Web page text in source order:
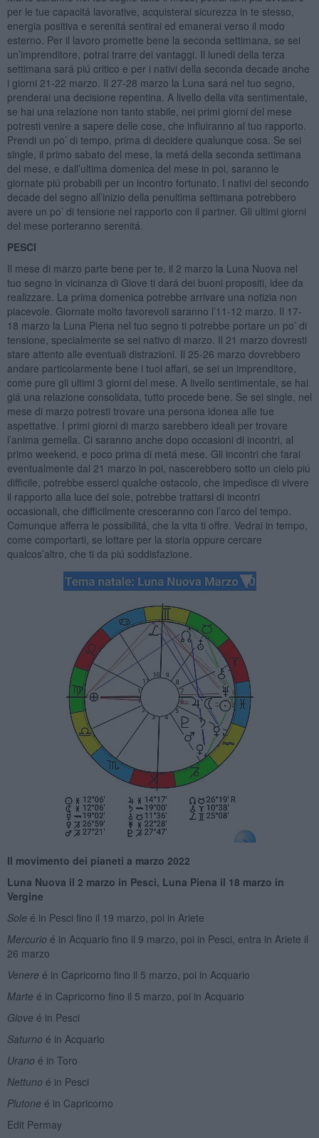
per le tue capacitá lavorative, acquisterai sicurezza in te stesso,
energia positiva e serenitá sentirai ed emanerai verso il modo
esterno. Per il lavoro promette bene la seconda settimana, se sei
un’imprenditore, potrai trarre dei vantaggi. Il lunedi della terza
settimana sará piú critico e per i nativi della seconda decade anche
i giorni 21-22 marzo. Il 27-28 marzo la Luna sará nel tuo segno,
prenderai una decisione repentina. A livello della vita sentimentale,
se hai una relazione non tanto stabile, nei primi giorni del mese
potresti venire a sapere delle cose, che influiranno al tuo rapporto.
Prendi un po’ di tempo, prima di decidere qualunque cosa. Se sei
single, il primo sabato del mese, la metá della seconda settimana
del mese, e dall’ultima domenica del mese in poi, saranno le
giornate piú probabili per un incontro fortunato. I nativi del secondo
decade del segno all’inizio della penultima settimana potrebbero
avere un po’ di tensione nel rapporto con il partner. Gli ultimi giorni
del mese porteranno serenitá.
PESCI
Il mese di marzo parte bene per te, il 2 marzo la Luna Nuova nel
tuo segno in vicinanza di Giove ti dará dei buoni propositi, idee da
realizzare. La prima domenica potrebbe arrivare una notizia non
piacevole. Giornate molto favorevoli saranno l’11-12 marzo. Il 17-
18 marzo la Luna Piena nel tuo segno ti potrebbe portare un po’ di
tensione, specialmente se sei nativo di marzo. Il 21 marzo dovresti
stare attento alle eventuali distrazioni. Il 25-26 marzo dovrebbero
andare particolarmente bene i tuoi affari, se sei un imprenditore,
come pure gli ultimi 3 giorni del mese. A livello sentimentale, se hai
giá una relazione consolidata, tutto procede bene. Se sei single, nel
mese di marzo potresti trovare una persona idonea alle tue
aspettative. I primi giorni di marzo sarebbero ideali per trovare
l’anima gemella. Ci saranno anche dopo occasioni di incontri, al
primo weekend, e poco prima di metá mese. Gli incontri che farai
eventualmente dal 21 marzo in poi, nascerebbero sotto un cielo piú
difficile, potrebbe esserci qualche ostacolo, che impedisce di vivere
il rapporto alla luce del sole, potrebbe trattarsi di incontri
occasionali, che difficilmente cresceranno con l’arco del tempo.
Comunque afferra le possibilitá, che la vita ti offre. Vedrai in tempo,
come comportarti, se lottare per la storia oppure cercare
qualcos’altro, che ti da piú soddisfazione.
Il movimento dei pianeti a marzo 2022
Luna Nuova il 2 marzo in Pesci, Luna Piena il 18 marzo in
Vergine
Sole é in Pesci fino il 19 marzo, poi in Ariete
Mercurio é in Acquario fino il 9 marzo, poi in Pesci, entra in Ariete il
26 marzo
Venere é in Capricorno fino il 5 marzo, poi in Acquario
Marte é in Capricorno fino il 5 marzo, poi in Acquario
Giove é in Pesci
Saturno é in Acquario
Urano é in Toro
Nettuno é in Pesci
Plutone é in Capricorno
Edit Permay